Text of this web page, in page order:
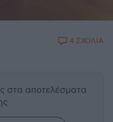
4 ΣΧΟΛΙΑ
στα αποτελέσματα